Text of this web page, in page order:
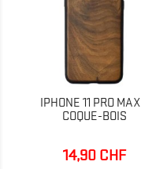
IPHONE 11 PRO
COQUE-BOIS
Prix
14,90 CHF